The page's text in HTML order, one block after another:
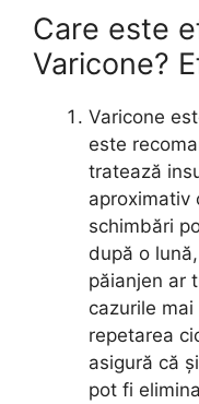
Care este
Varicone?
Varicone
este
tratează
aproximativ
schimbări
după o
păianjen ar
cazurile
repetarea
asigură că
pot fi